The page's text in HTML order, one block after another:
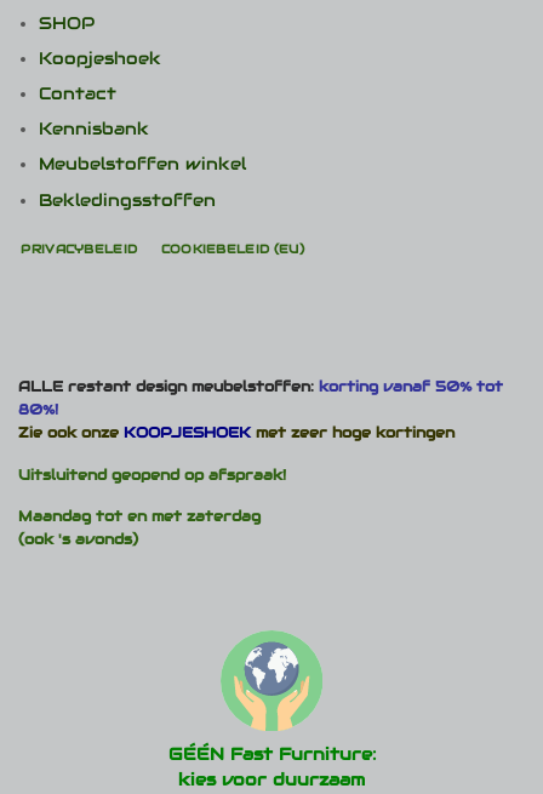
SHOP
Koopjeshoek
Contact
Kennisbank
Meubelstoffen winkel
Bekledingsstoffen
PRIVACYBELEID COOKIEBELEID (EU)
ALLE restant design meubelstoffen: korting vanaf 50% tot
80%!
Zie ook onze KOOPJESHOEKmet zeer hoge kortingen
Uitsluitend geopend op afspraak!
Maandag tot en met zaterdag
(ook 's avonds)
GÉÉN Fast Furniture:
kies voor duurzaam